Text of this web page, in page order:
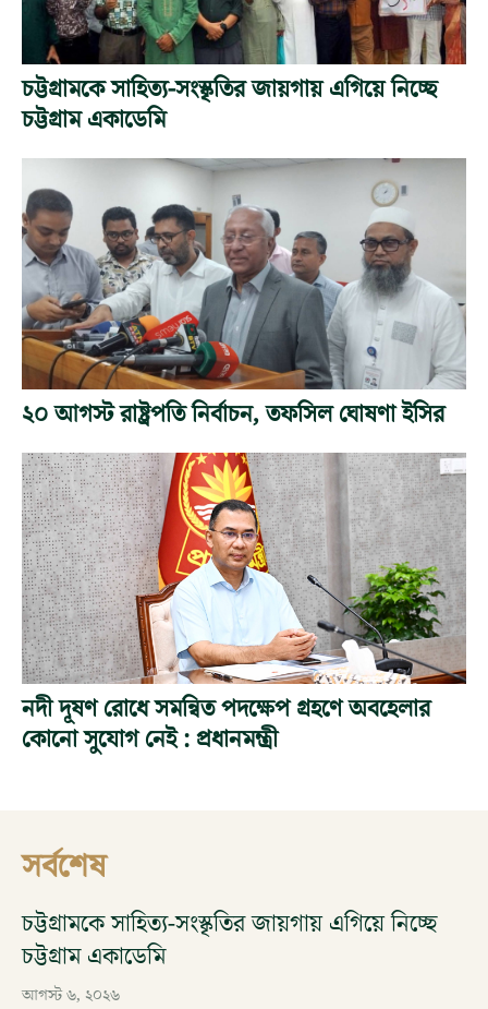
চট্টগ্রামকে সাহিত্য-সংস্কৃতির জায়গায় এগিয়ে নিচ্ছে
চট্টগ্রাম একাডেমি
২০ আগস্ট রাষ্ট্রপতি নির্বাচন, তফসিল ঘোষণা ইসির
নদী দূষণ রোধে সমন্বিত পদক্ষেপ গ্রহণে অবহেলার
কোনো সুযোগ নেই : প্রধানমন্ত্রী
সর্বশেষ
চট্টগ্রামকে সাহিত্য-সংস্কৃতির জায়গায় এগিয়ে নিচ্ছে
চট্টগ্রাম একাডেমি
আগস্ট ৬, ২০২৬